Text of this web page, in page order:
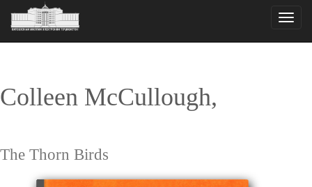
Toggle
Colleen McCullough,
The Thorn Birds